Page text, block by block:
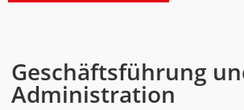
Geschäftsführung
Administration